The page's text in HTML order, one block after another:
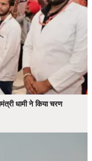
धामी ने किया चरण